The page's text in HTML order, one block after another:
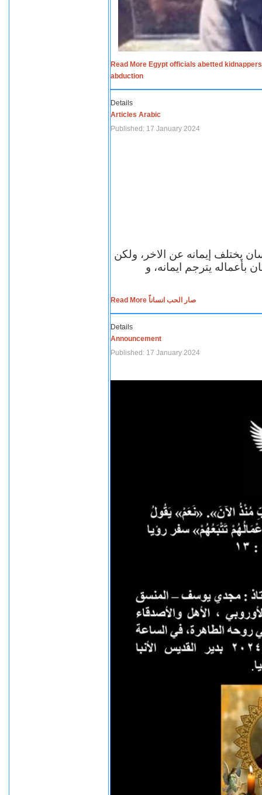
Read More Egypt officials abetted
abduction
Details
Articles Arabic
Published: 17 January 2024
يختلف إيمانه عن الاخر، ولكن
بأعماله يترجم ايمانه، و
Read More صار الحب انساناً
Details
Announcement
Published: 17 January 2024